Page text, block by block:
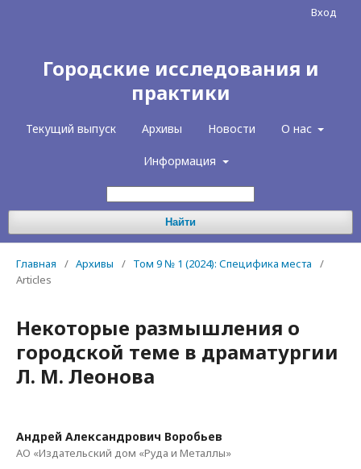
Городские исследования и
практики
Текущий выпуск Архивы Новости О нас
Информация
Найти
Вход
Главная / Архивы / Том 9 № 1 (2024): Специфика места
/
Articles
Некоторые размышления о
городской теме в драматургии
Л. М. Леонова
Андрей Александрович Воробьев
АО «Издательский дом «Руда и Металлы»